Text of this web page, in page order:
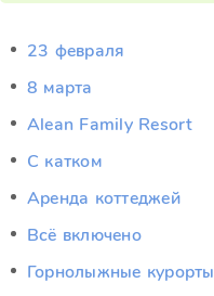
23 февраля
8 марта
Alean Family Resort
C катком
Аренда коттеджей
Всё включено
Горнолыжные курорты